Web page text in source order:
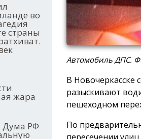
во
страны
жара
Дума РФ
Автомобиль ДПС.
В Новочеркасске
разыскивают
пешеходном
По